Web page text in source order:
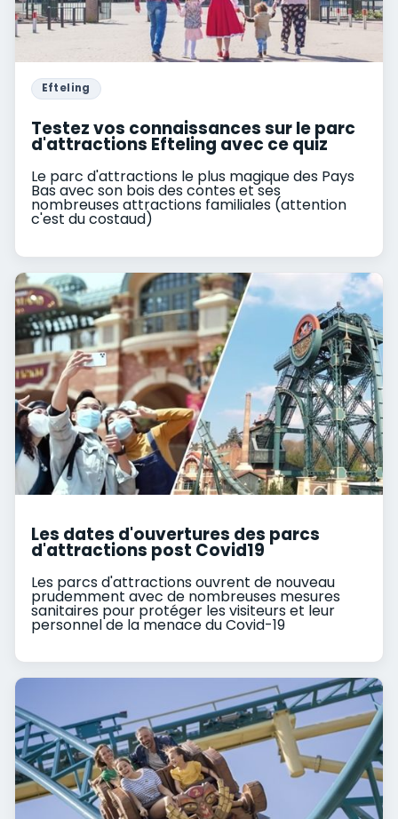
Efteling
Testez vos connaissances sur le parc
d'attractions Efteling avec ce quiz
Le parc d'attractions le plus magique des Pays
Bas avec son bois des contes et ses
nombreuses attractions familiales (attention
c'est du costaud)
Les dates d'ouvertures des parcs
d'attractions post Covid19
Les parcs d'attractions ouvrent de nouveau
prudemment avec de nombreuses mesures
sanitaires pour protéger les visiteurs et leur
personnel de la menace du Covid-19